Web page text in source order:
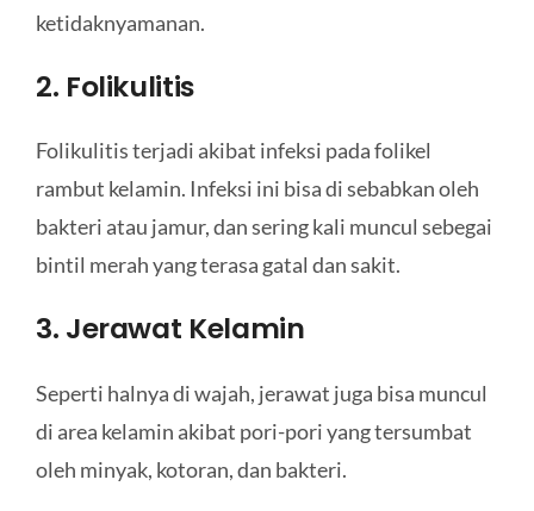
ketidaknyamanan.
2. Folikulitis
Folikulitis terjadi akibat infeksi pada folikel
rambut kelamin. Infeksi ini bisa di sebabkan oleh
bakteri atau jamur, dan sering kali muncul sebegai
bintil merah yang terasa gatal dan sakit.
3. Jerawat Kelamin
Seperti halnya di wajah, jerawat juga bisa muncul
di area kelamin akibat pori-pori yang tersumbat
oleh minyak, kotoran, dan bakteri.